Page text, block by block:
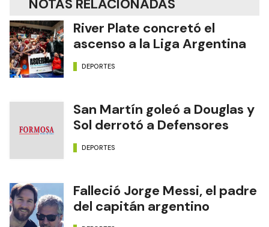
NOTAS RELACIONADAS
River Plate concretó el
ascenso a la Liga Argentina
DEPORTES
San Martín goleó a Douglas y
Sol derrotó a Defensores
DEPORTES
Falleció Jorge Messi, el padre
del capitán argentino